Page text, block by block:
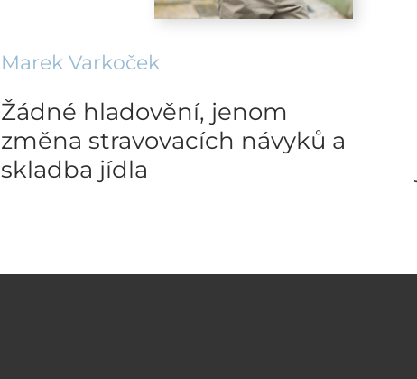
Marek Varkoček
Žádné hladovění, jenom
změna stravovacích návyků a
skladba jídla